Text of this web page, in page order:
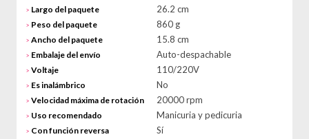
> Largo del paquete 26.2 cm
> Peso del paquete 860 g
> Ancho del paquete 15.8 cm
> Embalaje del envío Auto-despachable
> Voltaje 110/220V
> Es inalámbrico No
> Velocidad máxima de rotación 20000 rpm
> Uso recomendado Manicuria y pedicuria
> Con función reversa Sí